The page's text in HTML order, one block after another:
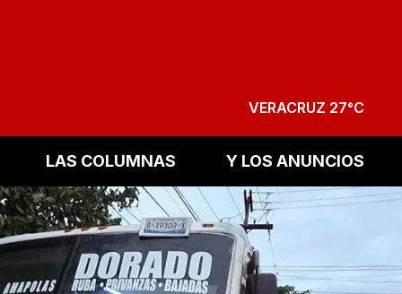
VERACRUZ 27°C
LAS COLUMNAS Y LOS ANUNCIOS